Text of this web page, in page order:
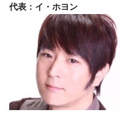
代表：イ・ホヨン